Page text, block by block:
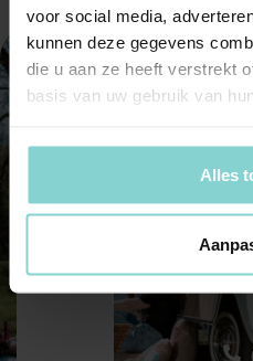
voor social media,
kunnen deze gegevens
die u aan ze heeft verstrekt
basis van uw gebruik van
Alles